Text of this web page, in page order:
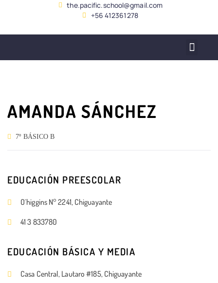
the.pacific.school@gmail.com
+56 412361278
AMANDA SÁNCHEZ
7º BÁSICO B
EDUCACIÓN PREESCOLAR
O´higgins N° 2241, Chiguayante
41 3 833780
EDUCACIÓN BÁSICA Y MEDIA
Casa Central, Lautaro #185, Chiguayante